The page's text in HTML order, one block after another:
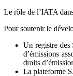
Le rôle de l’IATA
Pour soutenir le
Un registre des
d’émissions
droits
La plateforme